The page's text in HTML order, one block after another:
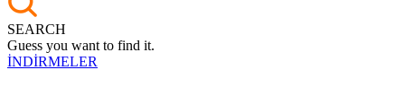
SEARCH
Guess you want to find it.
İNDİRMELER